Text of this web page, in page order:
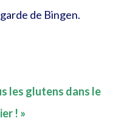
de Bingen.
les glutens dans le
! »